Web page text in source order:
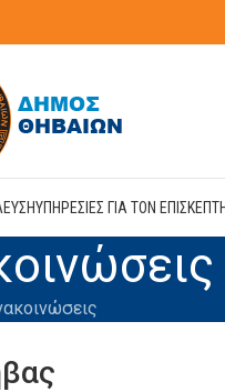
ΥΠΗΡΕΣΙΕΣ ΓΙΑ ΤΟΝ